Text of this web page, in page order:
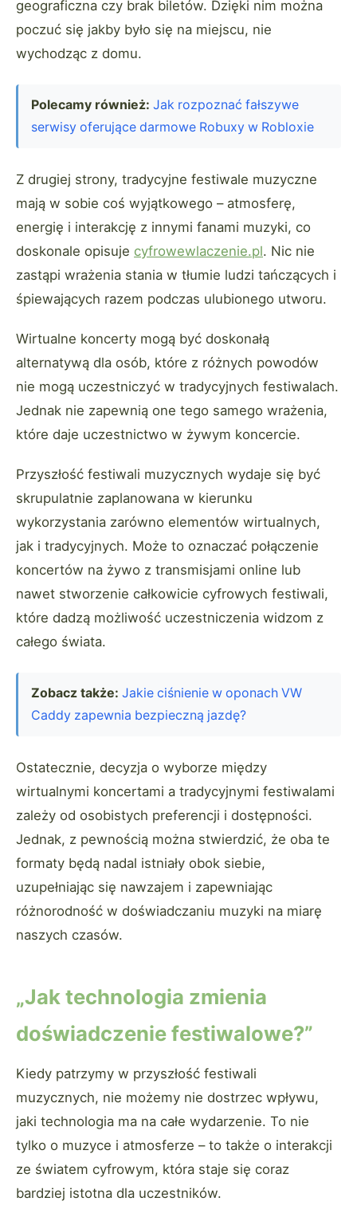
geograficzna czy brak biletów. Dzięki nim można
poczuć się jakby było się na miejscu, nie
wychodząc z domu.
Polecamy również: Jak rozpoznać fałszywe
serwisy oferujące darmowe Robuxy w Robloxie
Z drugiej strony, tradycyjne festiwale muzyczne
mają w sobie coś wyjątkowego – atmosferę,
energię i interakcję z innymi fanami muzyki, co
doskonale opisuje cyfrowewlaczenie.pl. Nic nie
zastąpi wrażenia stania w tłumie ludzi tańczących i
śpiewających razem podczas ulubionego utworu.
Wirtualne koncerty mogą być doskonałą
alternatywą dla osób, które z różnych powodów
nie mogą uczestniczyć w tradycyjnych festiwalach.
Jednak nie zapewnią one tego samego wrażenia,
które daje uczestnictwo w żywym koncercie.
Przyszłość festiwali muzycznych wydaje się być
skrupulatnie zaplanowana w kierunku
wykorzystania zarówno elementów wirtualnych,
jak i tradycyjnych. Może to oznaczać połączenie
koncertów na żywo z transmisjami online lub
nawet stworzenie całkowicie cyfrowych festiwali,
które dadzą możliwość uczestniczenia widzom z
całego świata.
Zobacz także: Jakie ciśnienie w oponach VW
Caddy zapewnia bezpieczną jazdę?
Ostatecznie, decyzja o wyborze między
wirtualnymi koncertami a tradycyjnymi festiwalami
zależy od osobistych preferencji i dostępności.
Jednak, z pewnością można stwierdzić, że oba te
formaty będą nadal istniały obok siebie,
uzupełniając się nawzajem i zapewniając
różnorodność w doświadczaniu muzyki na miarę
naszych czasów.
„Jak technologia zmienia
doświadczenie festiwalowe?”
Kiedy patrzymy w przyszłość festiwali
muzycznych, nie możemy nie dostrzec wpływu,
jaki technologia ma na całe wydarzenie. To nie
tylko o muzyce i atmosferze – to także o interakcji
ze światem cyfrowym, która staje się coraz
bardziej istotna dla uczestników.